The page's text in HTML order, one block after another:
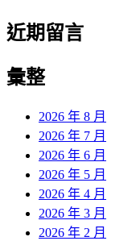
近期留言
彙整
2026 年 8 月
2026 年 7 月
2026 年 6 月
2026 年 5 月
2026 年 4 月
2026 年 3 月
2026 年 2 月